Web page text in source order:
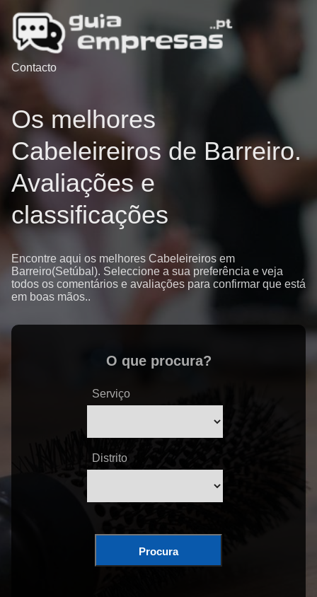
Contacto
Os melhores
Cabeleireiros de Barreiro.
Avaliações e
classificações
Encontre aqui os melhores Cabeleireiros em
Barreiro(Setúbal). Seleccione a sua preferência e veja
todos os comentários e avaliações para confirmar que está
em boas mãos..
O que procura?
Serviço
Distrito
Procura